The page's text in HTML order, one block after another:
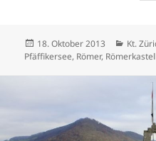
Veröffentlicht
am
18. Oktober 2013 Kt.
Pfäffikersee, Römer, Römerkastell